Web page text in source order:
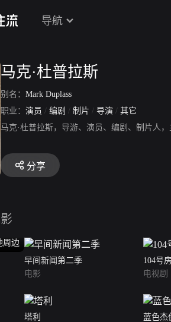
导航
马克·杜普拉斯
别名： Mark Duplass
职业： 演员 / 编剧 / 制片 / 导演 / 其它
马克·杜普拉斯，导游、演员、编剧、制片人
分享
周边
早间新闻第二季
电影
104号
电视剧
塔利
蓝色杰